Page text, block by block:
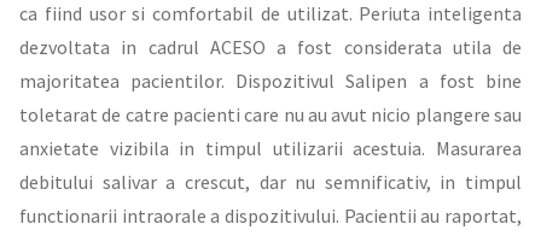
ca fiind usor si comfortabil de utilizat. Periuta inteligenta
dezvoltata in cadrul ACESO a fost considerata utila de
majoritatea pacientilor. Dispozitivul Salipen a fost bine
toletarat de catre pacienti care nu au avut nicio plangere sau
anxietate vizibila in timpul utilizarii acestuia. Masurarea
debitului salivar a crescut, dar nu semnificativ, in timpul
functionarii intraorale a dispozitivului. Pacientii au raportat,